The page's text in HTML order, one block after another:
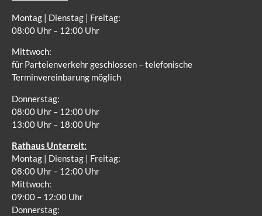
Montag | Dienstag | Freitag:
08:00 Uhr – 12:00 Uhr
Mittwoch:
für Parteienverkehr geschlossen – telefonische
Terminvereinbarung möglich
Donnerstag:
08:00 Uhr – 12:00 Uhr
13:00 Uhr – 18:00 Uhr
Rathaus Unterreit:
Montag | Dienstag | Freitag:
08:00 Uhr – 12:00 Uhr
Mittwoch:
09:00 – 12:00 Uhr
Donnerstag: